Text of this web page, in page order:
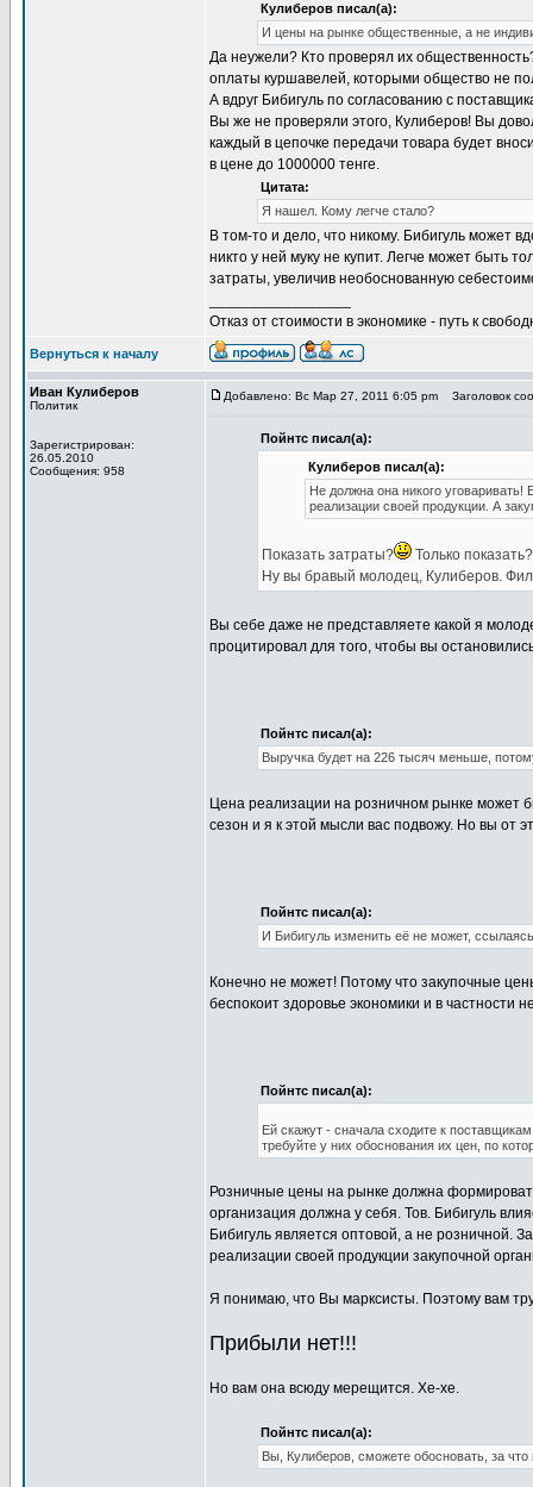
Кулиберов писал(а):
И цены на рынке общественные, а не
Да неужели? Кто проверял их
оплаты куршавелей, которыми общество не
А вдруг Бибигуль по согласованию с
Вы же не проверяли этого, Кулиберов! Вы
каждый в цепочке передачи товара будет
в цене до 1000000 тенге.
Цитата:
Я нашел. Кому легче стало?
В том-то и дело, что никому. Бибигуль может
никто у ней муку не купит. Легче может быть
затраты, увеличив необоснованную
Отказ от стоимости в экономике - путь к
Вернуться к началу
Иван Кулиберов
Политик
Зарегистрирован:
26.05.2010
Сообщения: 958
Добавлено: Вс Мар 27, 2011 6:05 pm Заголовок
Пойнтс писал(а):
Кулиберов писал(а):
Не должна она никого
реализации своей продукции. А
Показать затраты?
Только
Ну вы бравый молодец, Кулиберов.
Вы себе даже не представляете какой я
процитировал для того, чтобы вы
Пойнтс писал(а):
Выручка будет на 226 тысяч меньше,
Цена реализации на розничном рынке может
сезон и я к этой мысли вас подвожу. Но вы от
Пойнтс писал(а):
И Бибигуль изменить её не может,
Конечно не может! Потому что закупочные
беспокоит здоровье экономики и в частности
Пойнтс писал(а):
Ей скажут - сначала сходите к
требуйте у них обоснования их цен, по
Розничные цены на рынке должна
организация должна у себя. Тов. Бибигуль
Бибигуль является оптовой, а не розничной.
реализации своей продукции закупочной
Я понимаю, что Вы марксисты. Поэтому вам
Прибыли нет!!!
Но вам она всюду мерещится. Хе-хе.
Пойнтс писал(а):
Вы, Кулиберов, сможете обосновать, за